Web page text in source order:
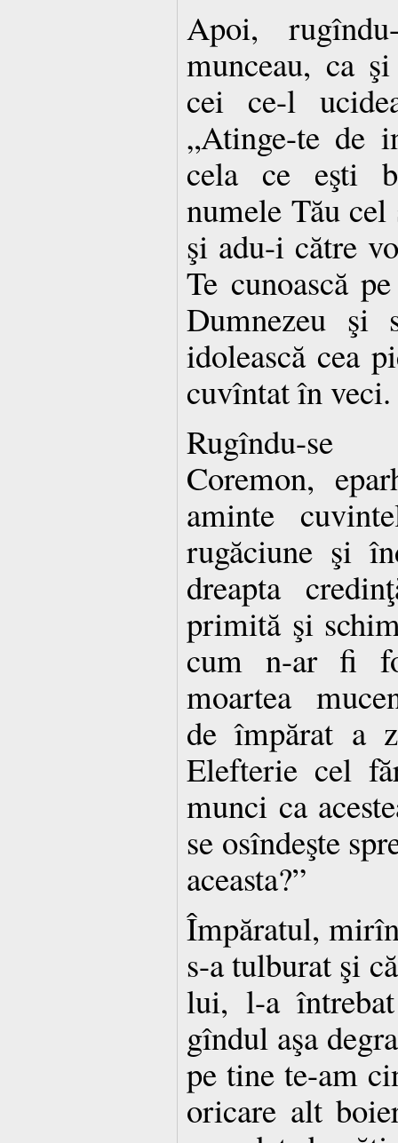
Apoi,
munceau, ca
cei ce-l
„Atinge-te de
cela ce eşti
numele Tău
şi adu-i către
Te cunoască
Dumnezeu şi
idolească cea
cuvîntat în
Rugîndu-se
Coremon,
aminte
rugăciune şi
dreapta
primită şi
cum n-ar fi
moartea
de împărat a
Elefterie cel
munci ca
se osîndeşte
aceasta?”
Împăratul,
s-a tulburat şi
lui, l-a
gîndul aşa
pe tine te-am
oricare alt